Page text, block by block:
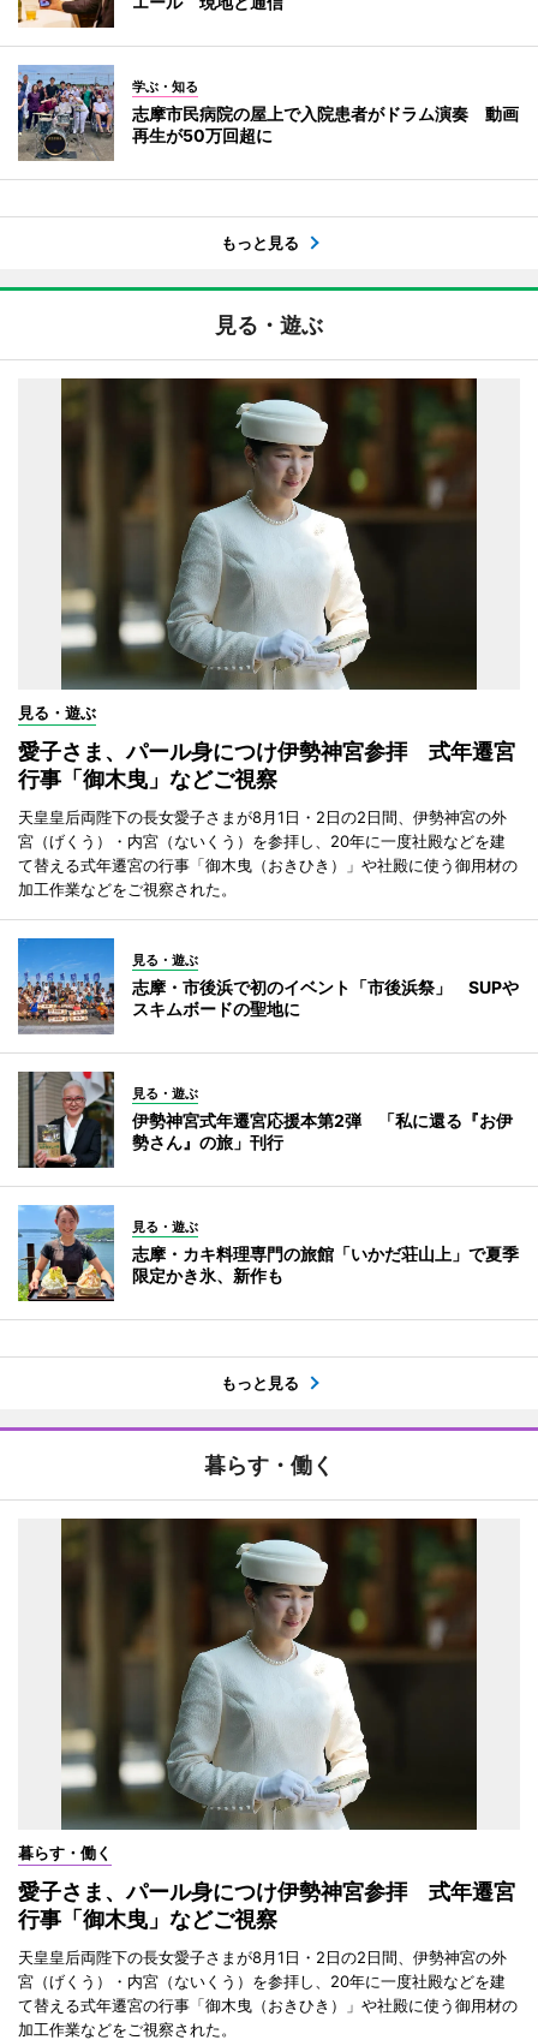
学ぶ・知る
志摩市民病院の屋上で入院患者がドラム演奏 動画
再生が50万回超に
もっと見る
見る・遊ぶ
見る・遊ぶ
愛子さま、パール身につけ伊勢神宮参拝 式年遷宮
行事「御木曳」などご視察
天皇皇后両陛下の長女愛子さまが8月1日・2日の2日間、伊勢神宮の外
宮（げくう）・内宮（ないくう）を参拝し、20年に一度社殿などを建
て替える式年遷宮の行事「御木曳（おきひき）」や社殿に使う御用材の
加工作業などをご視察された。
見る・遊ぶ
志摩・市後浜で初のイベント「市後浜祭」 SUPや
スキムボードの聖地に
見る・遊ぶ
伊勢神宮式年遷宮応援本第2弾 「私に還る『お伊
勢さん』の旅」刊行
見る・遊ぶ
志摩・カキ料理専門の旅館「いかだ荘山上」で夏季
限定かき氷、新作も
もっと見る
暮らす・働く
暮らす・働く
愛子さま、パール身につけ伊勢神宮参拝 式年遷宮
行事「御木曳」などご視察
天皇皇后両陛下の長女愛子さまが8月1日・2日の2日間、伊勢神宮の外
宮（げくう）・内宮（ないくう）を参拝し、20年に一度社殿などを建
て替える式年遷宮の行事「御木曳（おきひき）」や社殿に使う御用材の
加工作業などをご視察された。